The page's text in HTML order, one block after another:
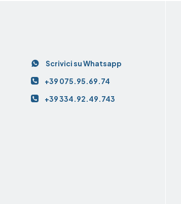
Contatti
Scrivici su Whatsapp
+39 075.95.69.74
+39 334.92.49.743